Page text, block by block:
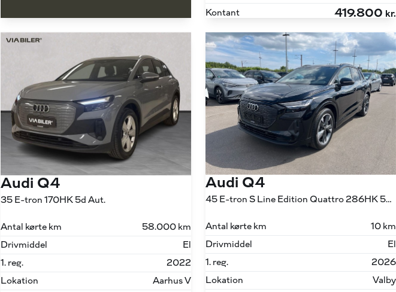
Kontant
419.800 kr.
Audi Q4
35 E-tron 170HK 5d Aut.
Antal kørte km
58.000 km
Drivmiddel
El
1. reg.
2022
Lokation
Aarhus V
Audi Q4
45 E-tron S Line Edition Quattro 286HK 5d Aut.
Antal kørte km
10 km
Drivmiddel
El
1. reg.
2026
Lokation
Valby